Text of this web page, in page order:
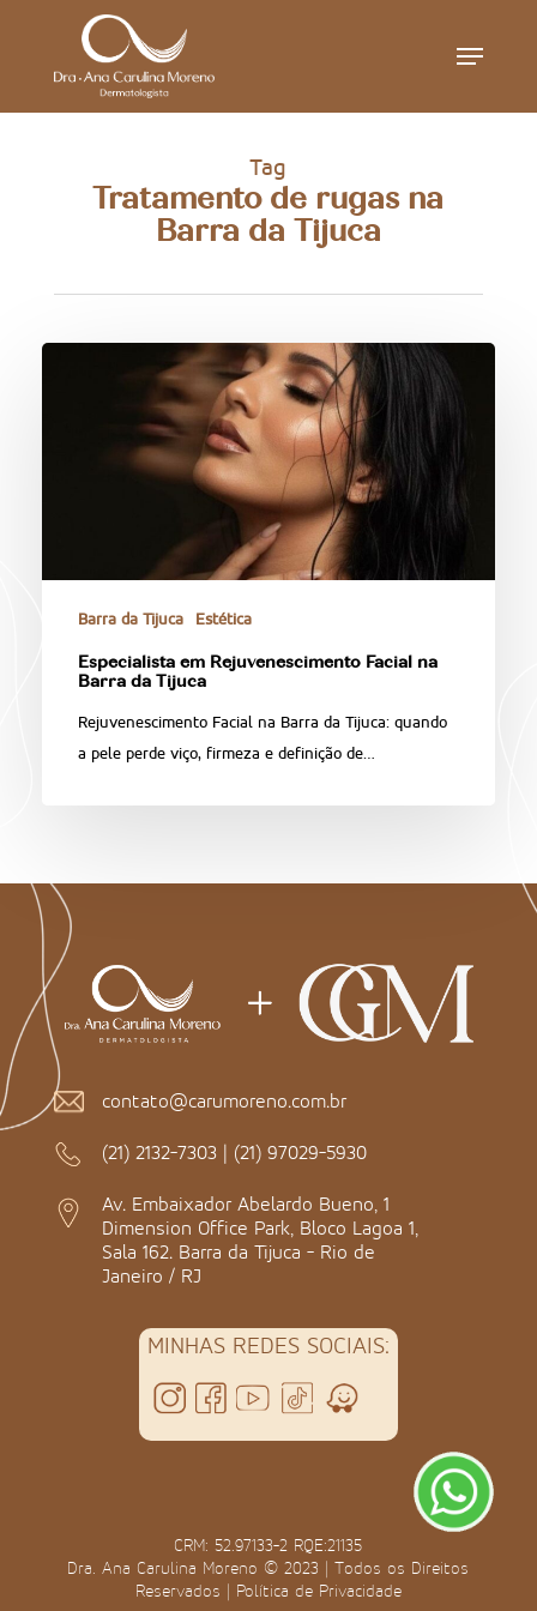
Menu
Tag
Tratamento de rugas na
Barra da Tijuca
Barra da Tijuca Estética
Especialista em Rejuvenescimento Facial na
Barra da Tijuca
Rejuvenescimento Facial na Barra da Tijuca: quando
a pele perde viço, firmeza e definição de…
contato@carumoreno.com.br
(21) 2132-7303 | (21) 97029-5930
Av. Embaixador Abelardo Bueno, 1
Dimension Office Park, Bloco Lagoa 1,
Sala 162. Barra da Tijuca - Rio de
Janeiro / RJ
MINHAS REDES SOCIAIS:
CRM: 52.97133-2 RQE:21135
Dra. Ana Carulina Moreno © 2023 | Todos os Direitos
Reservados | Política de Privacidade